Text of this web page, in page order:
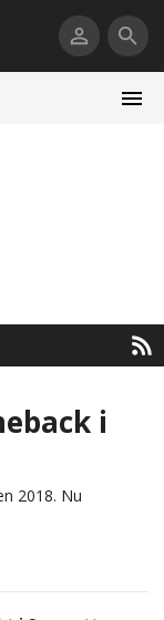
i
2018. Nu